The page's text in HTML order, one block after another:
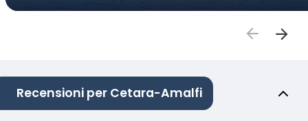
Recensioni per Cetara-Amalfi